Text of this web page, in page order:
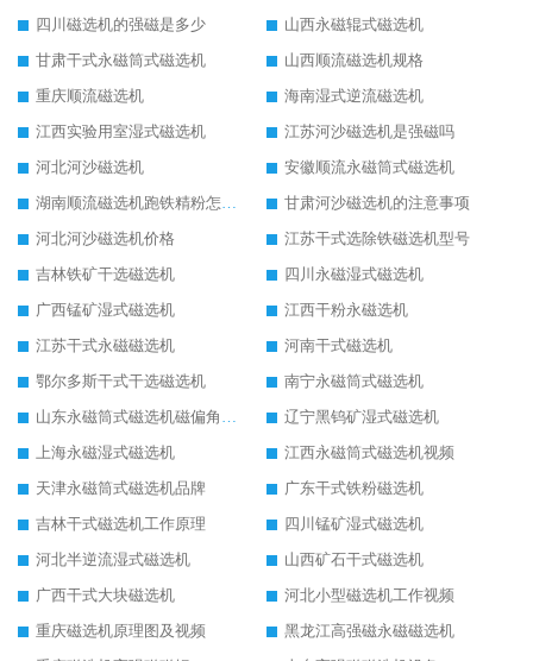
四川磁选机的强磁是多少
山西永磁辊式磁选机
甘肃干式永磁筒式磁选机
山西顺流磁选机规格
重庆顺流磁选机
海南湿式逆流磁选机
江西实验用室湿式磁选机
江苏河沙磁选机是强磁吗
河北河沙磁选机
安徽顺流永磁筒式磁选机
湖南顺流磁选机跑铁精粉怎么处理
甘肃河沙磁选机的注意事项
河北河沙磁选机价格
江苏干式选除铁磁选机型号
吉林铁矿干选磁选机
四川永磁湿式磁选机
广西锰矿湿式磁选机
江西干粉永磁选机
江苏干式永磁磁选机
河南干式磁选机
鄂尔多斯干式干选磁选机
南宁永磁筒式磁选机
山东永磁筒式磁选机磁偏角怎么调整
辽宁黑钨矿湿式磁选机
上海永磁湿式磁选机
江西永磁筒式磁选机视频
天津永磁筒式磁选机品牌
广东干式铁粉磁选机
吉林干式磁选机工作原理
四川锰矿湿式磁选机
河北半逆流湿式磁选机
山西矿石干式磁选机
广西干式大块磁选机
河北小型磁选机工作视频
重庆磁选机原理图及视频
黑龙江高强磁永磁磁选机